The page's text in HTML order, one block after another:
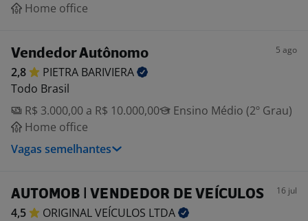
Home office
Vendedor Autônomo 5 ago
2,8 PIETRA BARIVIERA
Todo Brasil
R$ 3.000,00 a R$ 10.000,00
Ensino Médio (2º Grau)
Home office
Vagas semelhantes
AUTOMOB | VENDEDOR DE VEÍCULOS 16 jul
4,5 ORIGINAL VEÍCULOS LTDA